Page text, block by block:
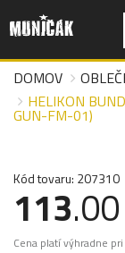
DOMOV
HELIKON
GUN-FM-01)
Kód tovaru: 207310
113
Cena platí výhradne